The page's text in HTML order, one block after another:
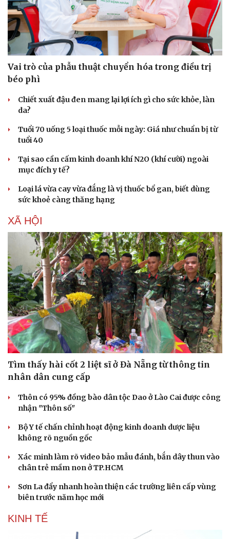
Tư vấn
Săn Tour
check-in
Podcast
Câu chuyện thời sự
Đọc truyện đêm khuya
Cửa sổ tình yêu
Kể chuyện cho bé
Hạt giống tâm hồn
Vai trò của phẫu thuật chuyển hóa trong điều trị
béo phì
Chiết xuất đậu đen mang lại lợi ích gì cho sức khỏe, làn
da?
Tuổi 70 uống 5 loại thuốc mỗi ngày: Giá như chuẩn bị từ
tuổi 40
Tại sao cần cấm kinh doanh khí N2O (khí cười) ngoài
mục đích y tế?
Loại lá vừa cay vừa đắng là vị thuốc bổ gan, biết dùng
sức khoẻ càng thăng hạng
XÃ HỘI
Tìm thấy hài cốt 2 liệt sĩ ở Đà Nẵng từ thông tin
nhân dân cung cấp
Thôn có 95% đồng bào dân tộc Dao ở Lào Cai được công
nhận "Thôn số"
Bộ Y tế chấn chỉnh hoạt động kinh doanh dược liệu
không rõ nguồn gốc
Xác minh làm rõ video bảo mẫu đánh, bắn dây thun vào
chân trẻ mầm non ở TP.HCM
Sơn La đẩy nhanh hoàn thiện các trường liên cấp vùng
biên trước năm học mới
KINH TẾ